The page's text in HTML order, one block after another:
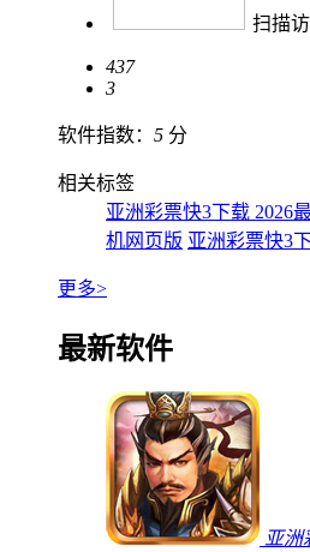
扫描
437
3
软件指数： 5 分
相关标签
亚洲彩票快3下载 2026
机网页版 亚洲彩票快3
更多>
最新软件
亚洲